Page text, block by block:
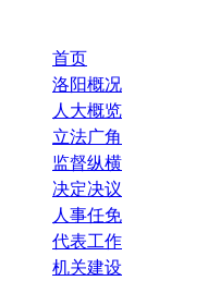
首页
洛阳概况
人大概览
立法广角
监督纵横
决定决议
人事任免
代表工作
机关建设